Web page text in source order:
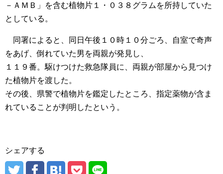
－ＡＭＢ」を含む植物片１・０３８グラムを所持していた
としている。
同署によると、同日午後１０時１０分ごろ、自室で奇声
をあげ、倒れていた男を両親が発見し、
１１９番。駆けつけた救急隊員に、両親が部屋から見つけ
た植物片を渡した。
その後、県警で植物片を鑑定したところ、指定薬物が含ま
れていることが判明したという。
シェアする